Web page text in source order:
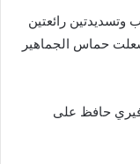
وتسديدتين رائعتين
حماس الجماهير
الكرة لكن فيري حافظ على